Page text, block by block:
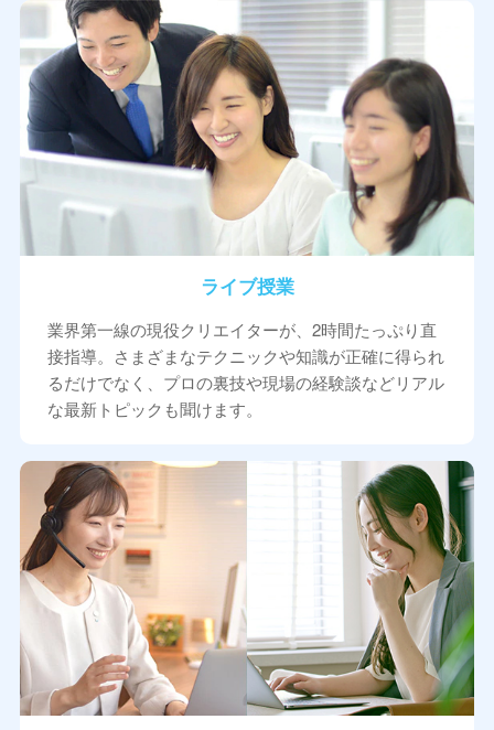
ライブ授業
業界第一線の現役クリエイターが、2時間たっぷり直
接指導。さまざまなテクニックや知識が正確に得られ
るだけでなく、プロの裏技や現場の経験談などリアル
な最新トピックも聞けます。